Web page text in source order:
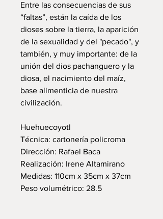
Entre las consecuencias de sus
“faltas”, están la caída de los
dioses sobre la tierra, la aparición
de la sexualidad y del "pecado", y
también, y muy importante: de la
unión del dios pachanguero y la
diosa, el nacimiento del maíz,
base alimenticia de nuestra
civilización.
Huehuecoyotl
Técnica: cartonería policroma
Dirección: Rafael Baca
Realización: Irene Altamirano
Medidas: 110cm x 35cm x 37cm
Peso volumétrico: 28.5